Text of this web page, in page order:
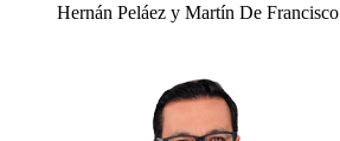
Hernán Peláez y Martín De Francisco